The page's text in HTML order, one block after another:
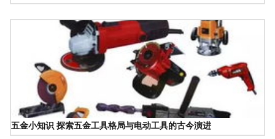
五金小知识 探索五金工具格局与电动工具的古今演进